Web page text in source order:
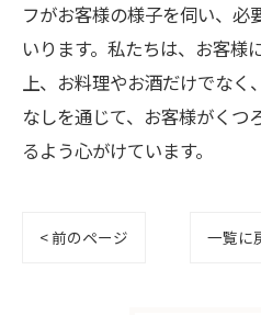
フがお客様の様子を伺い、必
いります。私たちは、お客様
上、お料理やお酒だけでなく
なしを通じて、お客様がくつ
るよう心がけています。
< 前のページ 一覧に